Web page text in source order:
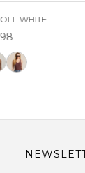
WHITE